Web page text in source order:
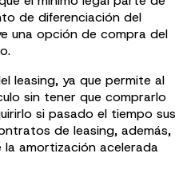
de diferenciación del
una opción de compra del
leasing, ya que permite al
sin tener que comprarlo
si pasado el tiempo sus
de leasing, además,
amortización acelerada